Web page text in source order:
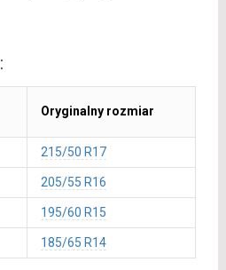
:
Oryginalny rozmiar
215/50 R17
205/55 R16
195/60 R15
185/65 R14